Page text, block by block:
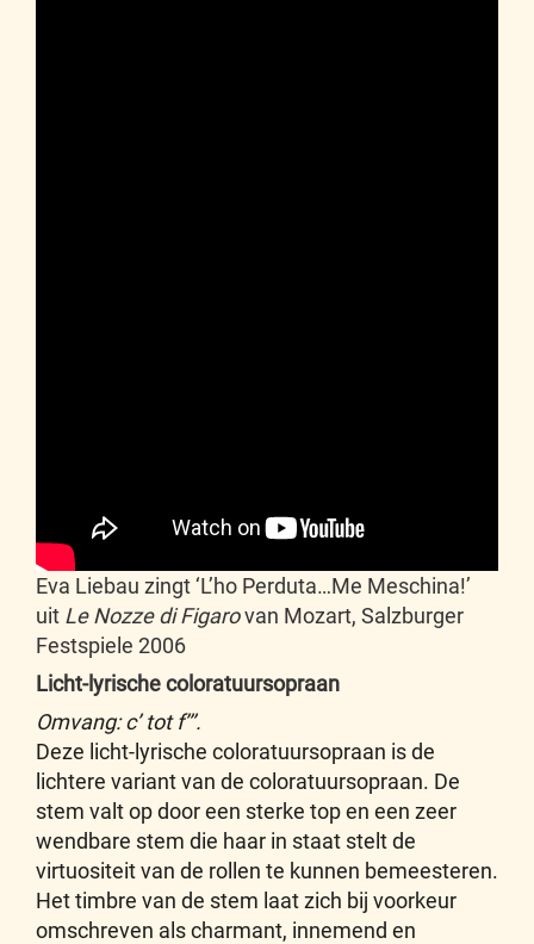
Eva Liebau zingt ‘L’ho Perduta…Me Meschina!’
uit Le Nozze di Figarovan Mozart, Salzburger
Festspiele 2006
Licht-lyrische coloratuursopraan
Omvang: c’ tot f’’’.
Deze licht-lyrische coloratuursopraan is de
lichtere variant van de coloratuursopraan. De
stem valt op door een sterke top en een zeer
wendbare stem die haar in staat stelt de
virtuositeit van de rollen te kunnen bemeesteren.
Het timbre van de stem laat zich bij voorkeur
omschreven als charmant, innemend en